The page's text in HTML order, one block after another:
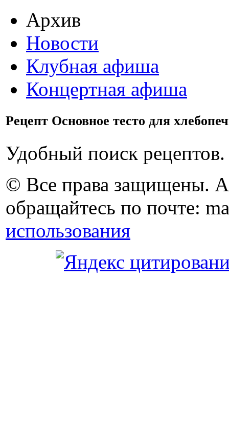
Архив
Новости
Клубная афиша
Концертная афиша
Рецепт Основное тесто для
Удобный поиск рецептов.
© Все права защищены.
обращайтесь по почте:
использования